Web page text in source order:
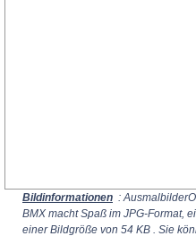
Bildinformationen :
BMX macht Spaß im JPG-Format,
einer Bildgröße von 54 KB . Sie